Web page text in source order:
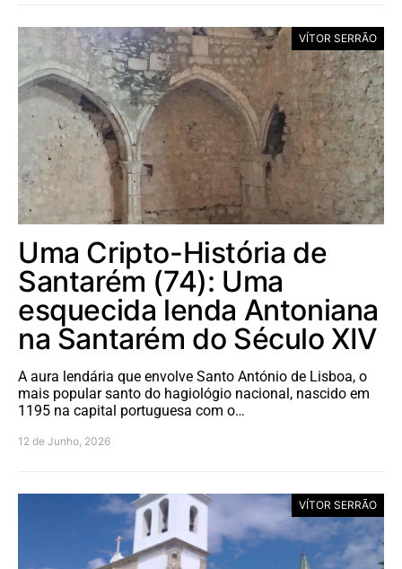
VÍTOR SERRÃO
Uma Cripto-História de
Santarém (74): Uma
esquecida lenda Antoniana
na Santarém do Século XIV
A aura lendária que envolve Santo António de Lisboa, o
mais popular santo do hagiológio nacional, nascido em
1195 na capital portuguesa com o…
12 de Junho, 2026
VÍTOR SERRÃO